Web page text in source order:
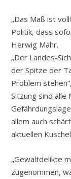
„Das Maß ist
Politik, dass
Herwig Mahr.
„Der Landes-
der Spitze der
Problem
Sitzung sind alle
allem auch
aktuellen
„Gewaltdelikte
zugenommen,